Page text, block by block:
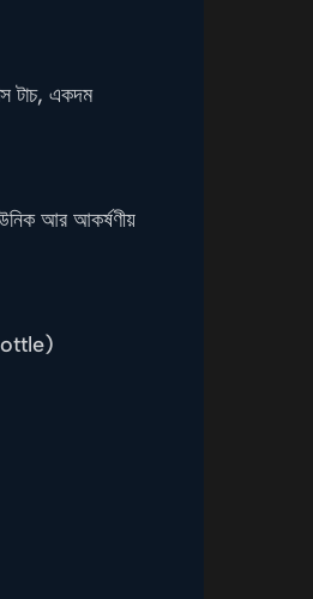
টাচ, একদম
আর আকর্ষণীয়